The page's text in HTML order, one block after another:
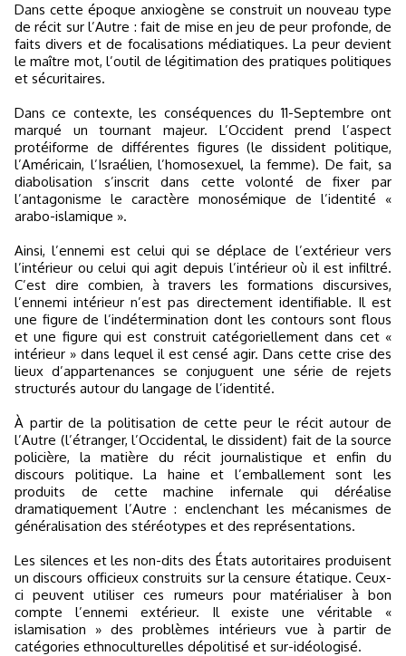
Dans cette époque anxiogène se construit un nouveau type
de récit sur l’Autre : fait de mise en jeu de peur profonde, de
faits divers et de focalisations médiatiques. La peur devient
le maître mot, l’outil de légitimation des pratiques politiques
et sécuritaires.
Dans ce contexte, les conséquences du 11-Septembre ont
marqué un tournant majeur. L’Occident prend l’aspect
protéiforme de différentes figures (le dissident politique,
l’Américain, l’Israélien, l’homosexuel, la femme). De fait, sa
diabolisation s’inscrit dans cette volonté de fixer par
l’antagonisme le caractère monosémique de l’identité «
arabo-islamique ».
Ainsi, l’ennemi est celui qui se déplace de l’extérieur vers
l’intérieur ou celui qui agit depuis l’intérieur où il est infiltré.
C’est dire combien, à travers les formations discursives,
l’ennemi intérieur n’est pas directement identifiable. Il est
une figure de l’indétermination dont les contours sont flous
et une figure qui est construit catégoriellement dans cet «
intérieur » dans lequel il est censé agir. Dans cette crise des
lieux d’appartenances se conjuguent une série de rejets
structurés autour du langage de l’identité.
À partir de la politisation de cette peur le récit autour de
l’Autre (l’étranger, l’Occidental, le dissident) fait de la source
policière, la matière du récit journalistique et enfin du
discours politique. La haine et l’emballement sont les
produits de cette machine infernale qui déréalise
dramatiquement l’Autre : enclenchant les mécanismes de
généralisation des stéréotypes et des représentations.
Les silences et les non-dits des États autoritaires produisent
un discours officieux construits sur la censure étatique. Ceux-
ci peuvent utiliser ces rumeurs pour matérialiser à bon
compte l’ennemi extérieur. Il existe une véritable «
islamisation » des problèmes intérieurs vue à partir de
catégories ethnoculturelles dépolitisé et sur-idéologisé.